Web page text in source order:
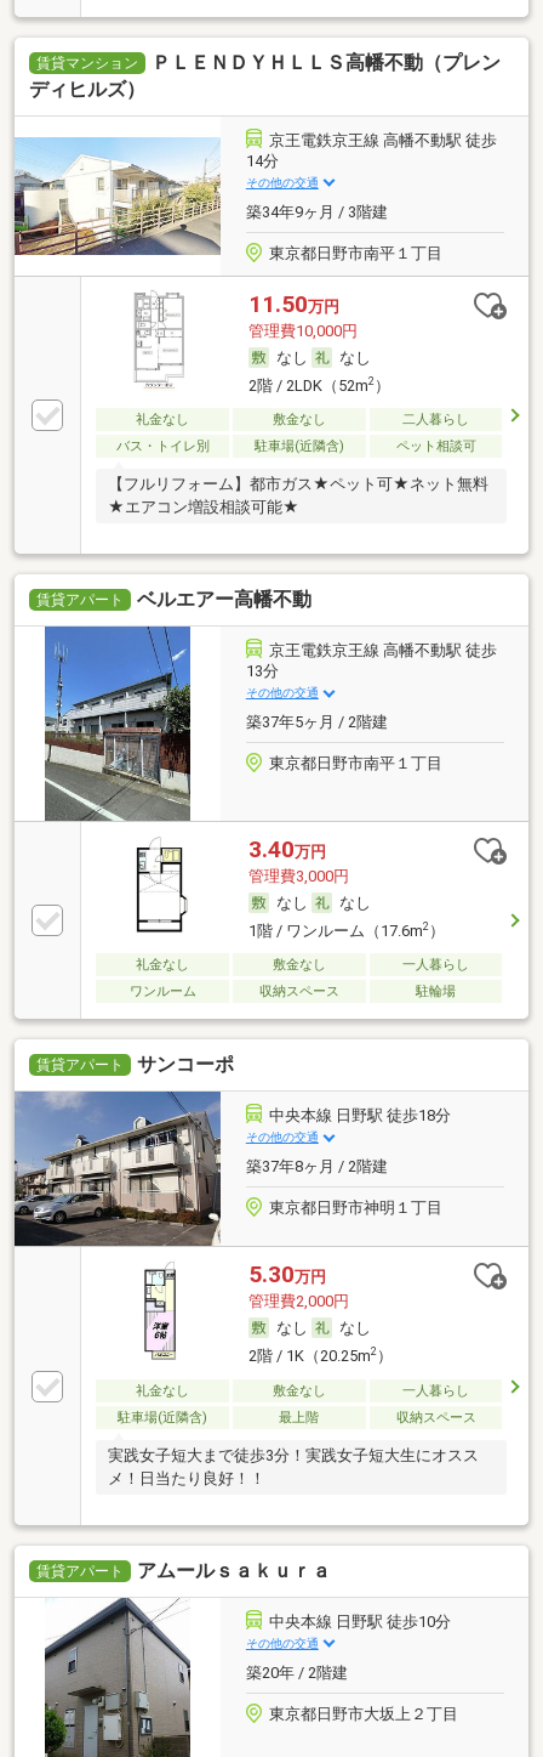
賃貸マンション
ＰＬＥＮＤＹＨＬＬＳ高幡不動（プレン
ディヒルズ）
京王電鉄京王線 高幡不動駅 徒歩
14分
その他の交通
築34年9ヶ月 / 3階建
東京都日野市南平１丁目
11.50万円
管理費10,000円
なし
なし
2階 / 2LDK（52m2）
礼金なし 敷金なし
二人暮らし
バス・トイレ別
駐車場(近隣含) ペット相談可
【フルリフォーム】都市ガス★ペット可★ネット無料
★エアコン増設相談可能★
賃貸アパート ベルエアー高幡不動
京王電鉄京王線 高幡不動駅 徒歩
13分
その他の交通
築37年5ヶ月 / 2階建
東京都日野市南平１丁目
3.40万円
管理費3,000円
なし
なし
1階 / ワンルーム（17.6m2）
礼金なし 敷金なし
一人暮らし
ワンルーム
収納スペース 駐輪場
賃貸アパート サンコーポ
中央本線 日野駅 徒歩18分
その他の交通
築37年8ヶ月 / 2階建
東京都日野市神明１丁目
5.30万円
管理費2,000円
なし
なし
2階 / 1K（20.25m2）
礼金なし 敷金なし
一人暮らし
駐車場(近隣含)
最上階 収納スペース
実践女子短大まで徒歩3分！実践女子短大生にオスス
メ！日当たり良好！！
賃貸アパート アムールｓａｋｕｒａ
中央本線 日野駅 徒歩10分
その他の交通
築20年 / 2階建
東京都日野市大坂上２丁目